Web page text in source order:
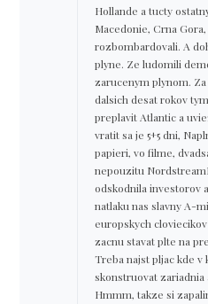
Hollande a tucty
Macedonie, Crna
rozbombardovali. A
plyne. Ze ludomili
zarucenym plynom.
dalsich desat rokov
preplavit Atlantic a
vratit sa je 5+5 dni,
papieri, vo filme,
nepouzitu
odskodnila investorov
natlaku nas slavny A-
europskych
zacnu stavat plte na
Treba najst pljac kde
skonstruovat
Hmmm, takze si